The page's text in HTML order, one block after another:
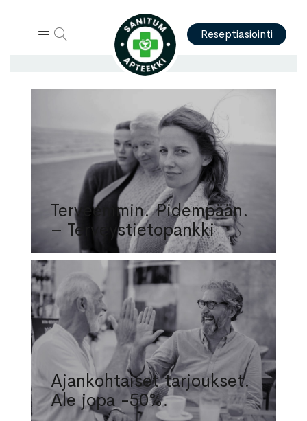
Reseptiasiointi
Terveemmin. Pidempään.
– Terveystietopankki
Ajankohtaiset tarjoukset.
Ale jopa -50%.